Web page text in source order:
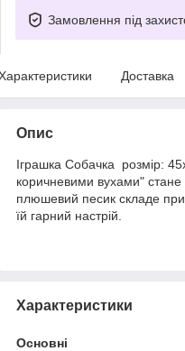
Замовлення під
Доставка
Опис
Іграшка Собачка розмір:
коричневими вухами"
плюшевий песик складе
їй гарний настрій.
Характеристики
Основні